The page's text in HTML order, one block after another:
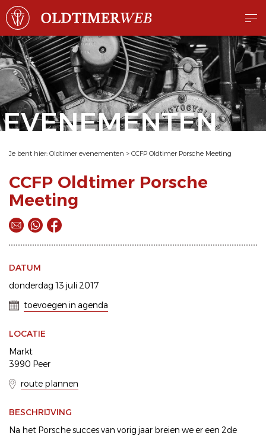
EVENEMENTEN
Je bent hier: Oldtimer evenementen > CCFP Oldtimer Porsche Meeting
CCFP Oldtimer Porsche
Meeting
DATUM
donderdag 13 juli 2017
toevoegen in agenda
LOCATIE
Markt
3990 Peer
route plannen
BESCHRIJVING
Na het Porsche succes van vorig jaar breien we er een 2de